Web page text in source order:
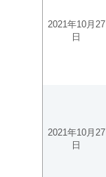
2021年10月27
日
2021年10月27
日